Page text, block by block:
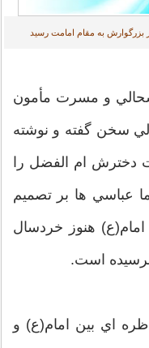
به مقام امامت رسید
و مسرت مأمون
سخن گفته و نوشته
ام الفضل را
عباسي ها بر تصميم
امام(ع) هنوز خردسال
است.
اي بين امام(ع) و